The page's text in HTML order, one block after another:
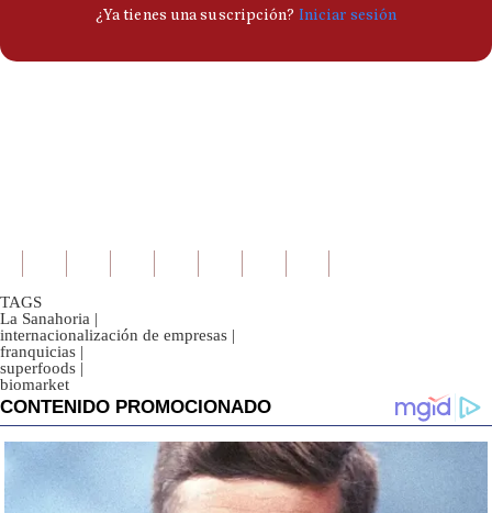
TAGS
La Sanahoria |
internacionalización de empresas |
franquicias |
superfoods |
biomarket